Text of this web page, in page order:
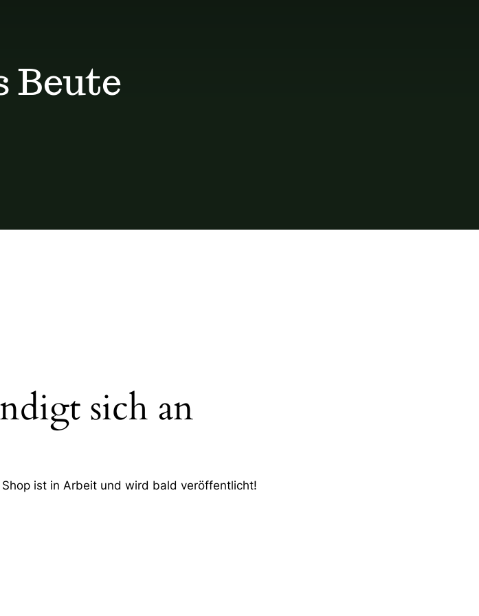
Beute
sich an
ist in Arbeit und wird bald veröffentlicht!